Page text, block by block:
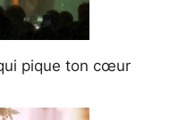
pique ton cœur